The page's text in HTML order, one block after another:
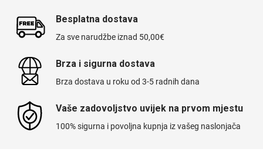
Besplatna dostava
Za sve narudžbe iznad 50,00€
Brza i sigurna dostava
Brza dostava u roku od 3-5 radnih dana
Vaše zadovoljstvo uvijek na prvom mjestu
100% sigurna i povoljna kupnja iz vašeg naslonjača
Monogrami Dječji motivi